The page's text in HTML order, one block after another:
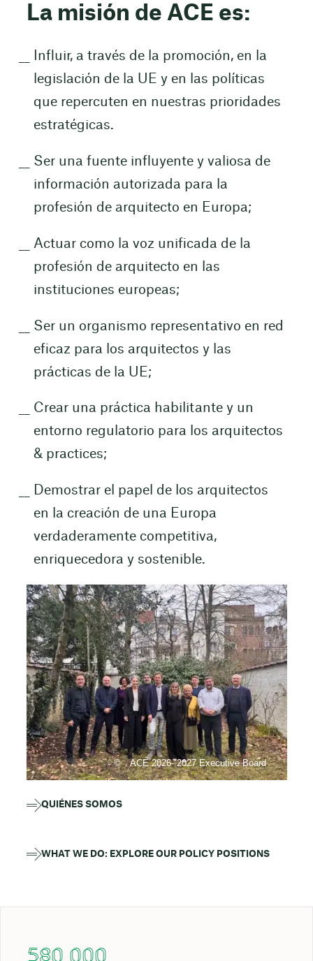
La misión de ACE es:
Influir, a través de la promoción, en la
legislación de la UE y en las políticas
que repercuten en nuestras prioridades
estratégicas.
Ser una fuente influyente y valiosa de
información autorizada para la
profesión de arquitecto en Europa;
Actuar como la voz unificada de la
profesión de arquitecto en las
instituciones europeas;
Ser un organismo representativo en red
eficaz para los arquitectos y las
prácticas de la UE;
Crear una práctica habilitante y un
entorno regulatorio para los arquitectos
& practices;
Demostrar el papel de los arquitectos
en la creación de una Europa
verdaderamente competitiva,
enriquecedora y sostenible.
ACE 2026- 2027 Executive Board
QUIÉNES SOMOS
WHAT WE DO: EXPLORE OUR POLICY POSITIONS
580 000